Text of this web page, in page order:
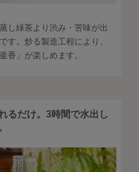
し緑茶より渋み・苦味が出
す。炒る製造工程により、
香」が楽しめます。
るだけ。3時間で水出し